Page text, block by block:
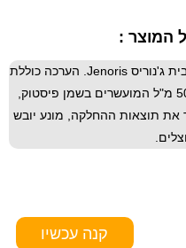
המוצר :
מארז קרטין זוגי לשיער לאחר החלקה מבית ג'נוריס Jenoris. הערכה כוללת
שמפו ללא מלחים 500 מ"ל ומסכה 500 מ"ל המועשרים בשמן פיסטוק,
את תוצאות ההחלקה, מונע יובש